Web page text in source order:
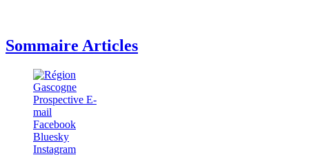
Sommaire Articles